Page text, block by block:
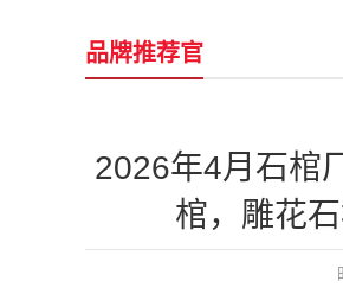
品牌推荐官
2026年4月石棺
棺，雕花